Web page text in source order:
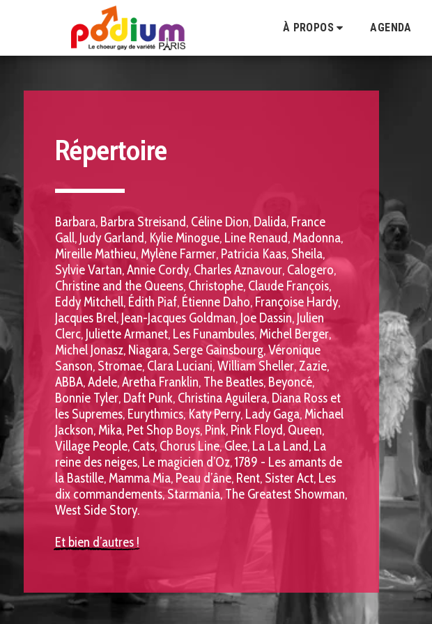
À PROPOS AGENDA
Répertoire
Barbara, Barbra Streisand, Céline Dion, Dalida, France
Gall, Judy Garland, Kylie Minogue, Line Renaud, Madonna,
Mireille Mathieu, Mylène Farmer, Patricia Kaas, Sheila,
Sylvie Vartan, Annie Cordy, Charles Aznavour, Calogero,
Christine and the Queens, Christophe, Claude François,
Eddy Mitchell, Édith Piaf, Étienne Daho, Françoise Hardy,
Jacques Brel, Jean-Jacques Goldman, Joe Dassin, Julien
Clerc, Juliette Armanet, Les Funambules, Michel Berger,
Michel Jonasz, Niagara, Serge Gainsbourg, Véronique
Sanson, Stromae, Clara Luciani, William Sheller, Zazie,
ABBA, Adele, Aretha Franklin, The Beatles, Beyoncé,
Bonnie Tyler, Daft Punk, Christina Aguilera, Diana Ross et
les Supremes, Eurythmics, Katy Perry, Lady Gaga, Michael
Jackson, Mika, Pet Shop Boys, Pink, Pink Floyd, Queen,
Village People, Cats, Chorus Line, Glee, La La Land, La
reine des neiges, Le magicien d’Oz, 1789 - Les amants de
la Bastille, Mamma Mia, Peau d’âne, Rent, Sister Act, Les
dix commandements, Starmania, The Greatest Showman,
West Side Story.
Et bien d’autres !